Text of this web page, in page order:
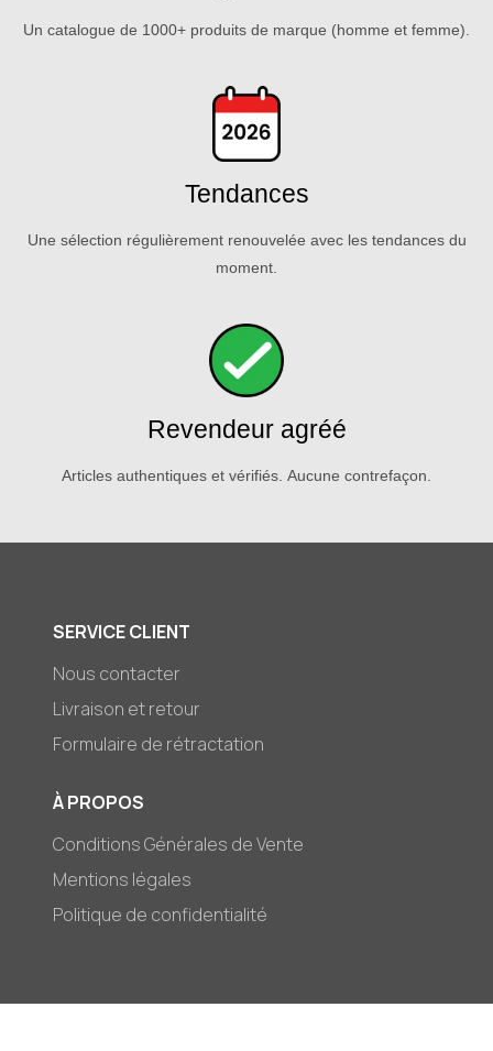
Un catalogue de 1000+ produits de marque (homme et femme).
Tendances
Une sélection régulièrement renouvelée avec les tendances du
moment.
Revendeur agréé
Articles authentiques et vérifiés. Aucune contrefaçon.
SERVICE CLIENT
Nous contacter
Livraison et retour
Formulaire de rétractation
À PROPOS
Conditions Générales de Vente
Mentions légales
Politique de confidentialité
© 2026,Mark-et-Zoé